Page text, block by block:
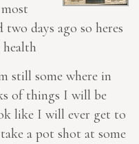
days ago so heres
still some where in
of things I will be
like I will ever get to
a pot shot at some